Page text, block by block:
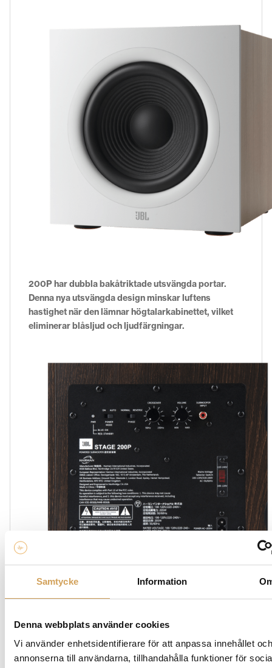
Samtycke Information
Denna webbplats använder cookies
Vi använder enhetsidentifierare för att anpassa innehållet och
annonserna till användarna, tillhandahålla funktioner för
200P har dubbla bakåtriktade utsvängda portar.
Denna nya utsvängda design minskar luftens
hastighet när den lämnar högtalarkabinettet, vilket
eliminerar blåsljud och ljudfärgningar.